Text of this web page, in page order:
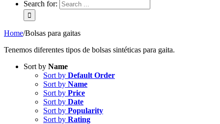
Search for:
Home/Bolsas para gaitas
Tenemos diferentes tipos de bolsas sintéticas para gaita.
Sort by Name
Sort by Default Order
Sort by Name
Sort by Price
Sort by Date
Sort by Popularity
Sort by Rating